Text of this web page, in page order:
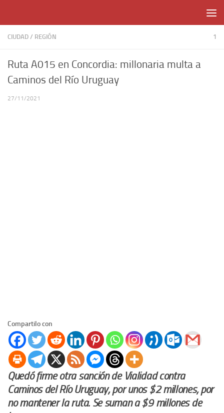
CIUDAD / REGIÓN 1
Ruta A015 en Concordia: millonaria multa a
Caminos del Río Uruguay
27/11/2021
Compartilo con
Quedó firme otra sanción de Vialidad contra
Caminos del Río Uruguay, por unos $2 millones, por
no mantener la ruta. Se suman a $9 millones de